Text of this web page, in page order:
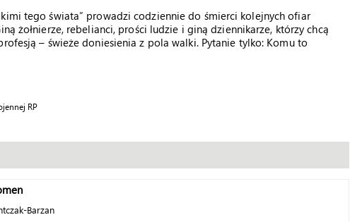
tego świata” prowadzi codziennie do śmierci kolejnych ofiar
żołnierze, rebelianci, prości ludzie i giną dziennikarze, którzy chcą
– świeże doniesienia z pola walki. Pytanie tylko: Komu to
RP
Barzan